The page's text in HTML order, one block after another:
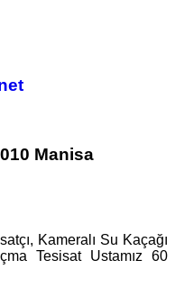
Manisa
Kameralı Su Kaçağı
Tesisat Ustamız 60